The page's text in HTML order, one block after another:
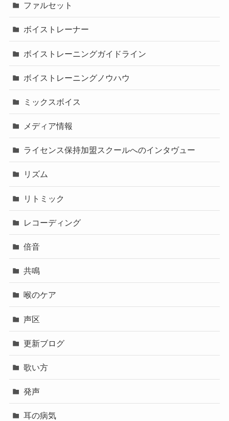
ファルセット
ボイストレーナー
ボイストレーニングガイドライン
ボイストレーニングノウハウ
ミックスボイス
メディア情報
ライセンス保持加盟スクールへのインタヴュー
リズム
リトミック
レコーディング
倍音
共鳴
喉のケア
声区
更新ブログ
歌い方
発声
耳の病気